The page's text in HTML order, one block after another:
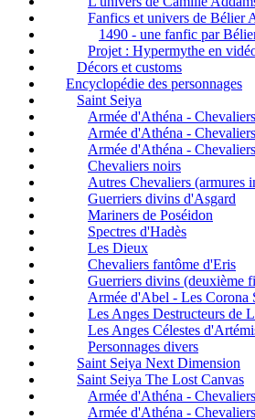
Fanfics et univers de Bélier
1490 - une fanfic par
Projet : Hypermythe en
Décors et customs
Encyclopédie des personnages
Saint Seiya
Armée d'Athéna -
Armée d'Athéna -
Armée d'Athéna -
Chevaliers noirs
Autres Chevaliers (armures
Guerriers divins d'Asgard
Mariners de Poséidon
Spectres d'Hadès
Les Dieux
Chevaliers fantôme d'Eris
Guerriers divins (deuxième
Armée d'Abel - Les Corona
Les Anges Destructeurs de
Les Anges Célestes
Personnages divers
Saint Seiya Next Dimension
Saint Seiya The Lost Canvas
Armée d'Athéna -
Armée d'Athéna -